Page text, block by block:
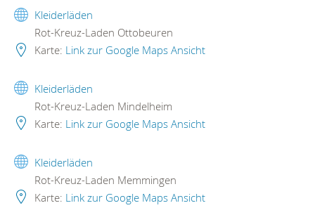
Kleiderläden
Rot-Kreuz-Laden Ottobeuren
Karte: Link zur Google Maps Ansicht
Kleiderläden
Rot-Kreuz-Laden Mindelheim
Karte: Link zur Google Maps Ansicht
Kleiderläden
Rot-Kreuz-Laden Memmingen
Karte: Link zur Google Maps Ansicht